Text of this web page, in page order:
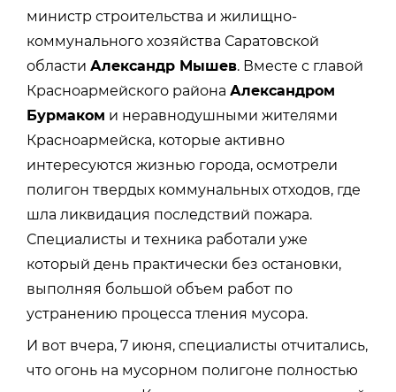
министр строительства и жилищно-
коммунального хозяйства Саратовской
области Александр Мышев. Вместе с главой
Красноармейского района Александром
Бурмаком и неравнодушными жителями
Красноармейска, которые активно
интересуются жизнью города, осмотрели
полигон твердых коммунальных отходов, где
шла ликвидация последствий пожара.
Специалисты и техника работали уже
который день практически без остановки,
выполняя большой объем работ по
устранению процесса тления мусора.
И вот вчера, 7 июня, специалисты отчитались,
что огонь на мусорном полигоне полностью